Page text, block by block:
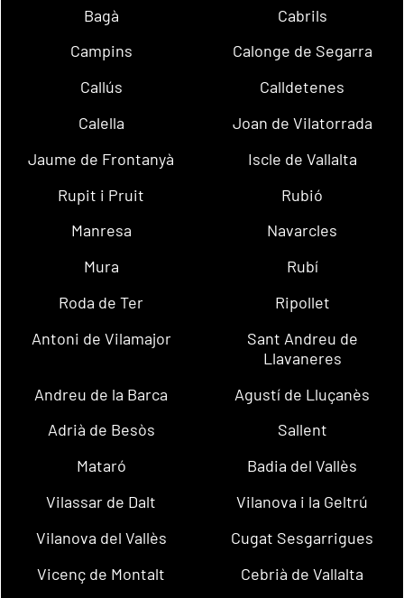
Bagà
Cabrils
Campins
Calonge de Segarra
Callús
Calldetenes
Calella
Joan de Vilatorrada
Jaume de Frontanyà
Iscle de Vallalta
Rupit i Pruit
Rubió
Manresa
Navarcles
Mura
Rubí
Roda de Ter
Ripollet
Antoni de Vilamajor
Sant Andreu de
Llavaneres
Andreu de la Barca
Agustí de Lluçanès
Adrià de Besòs
Sallent
Mataró
Badia del Vallès
Vilassar de Dalt
Vilanova i la Geltrú
Vilanova del Vallès
Cugat Sesgarrigues
Vicenç de Montalt
Cebrià de Vallalta